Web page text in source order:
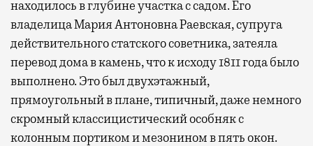
находилось в глубине участка с садом. Его
владелица Мария Антоновна Раевская, супруга
действительного статского советника, затеяла
перевод дома в камень, что к исходу 1811 года было
выполнено. Это был двухэтажный,
прямоугольный в плане, типичный, даже немного
скромный классицистический особняк с
колонным портиком и мезонином в пять окон.